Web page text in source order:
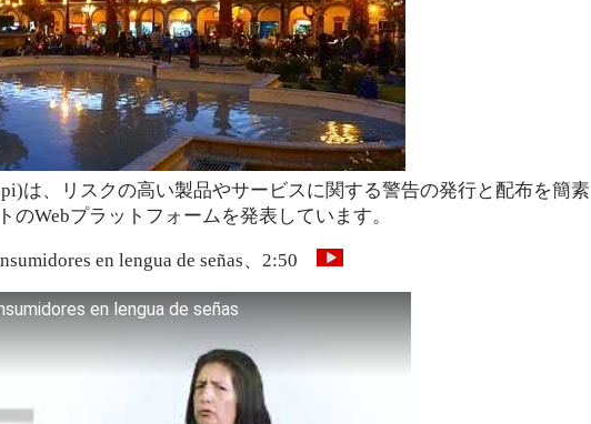
は、リスクの高い製品やサービスに関する警告の発行と配布を簡素
Webプラットフォームを発表しています。
en lengua de señas、2:50
en lengua de señas